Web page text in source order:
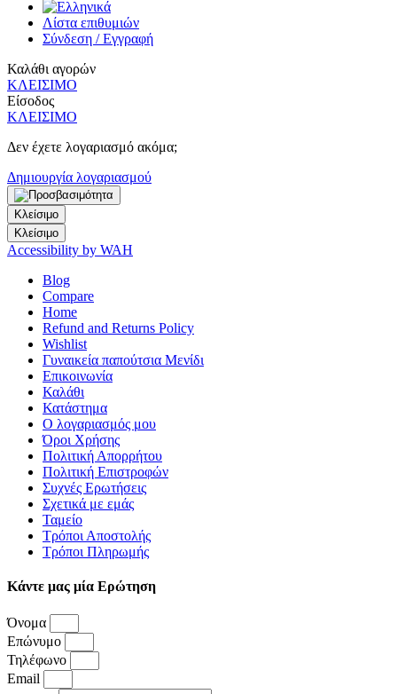
Λίστα επιθυμιών
Σύνδεση / Εγγραφή
Καλάθι αγορών
ΚΛΕΙΣΙΜΟ
Είσοδος
ΚΛΕΙΣΙΜΟ
Δεν έχετε λογαριασμό ακόμα;
Δημιουργία λογαριασμού
Κλείσιμο
Κλείσιμο
Accessibility by WAH
Blog
Compare
Home
Refund and Returns Policy
Wishlist
Γυναικεία παπούτσια Μενίδι
Επικοινωνία
Καλάθι
Κατάστημα
Ο λογαριασμός μου
Όροι Χρήσης
Πολιτική Απορρήτου
Πολιτική Επιστροφών
Συχνές Ερωτήσεις
Σχετικά με εμάς
Ταμείο
Τρόποι Αποστολής
Τρόποι Πληρωμής
Κάντε μας μία Ερώτηση
Όνομα
Επώνυμο
Τηλέφωνο
Email